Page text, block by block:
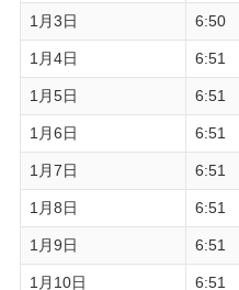
1月3日 6:50
1月4日 6:51
1月5日 6:51
1月6日 6:51
1月7日 6:51
1月8日 6:51
1月9日 6:51
1月10日 6:51